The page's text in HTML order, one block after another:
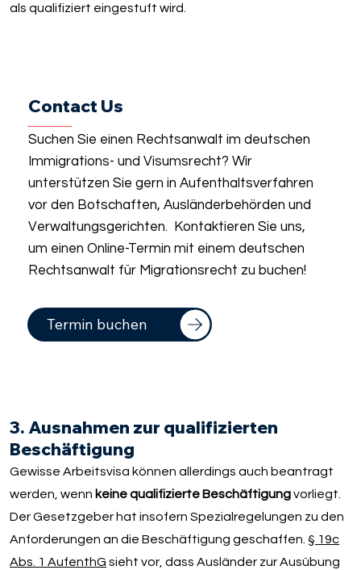
3. Ausnahmen zur qualifizierten
Beschäftigung
Gewisse Arbeitsvisa können allerdings auch beantragt
werden, wenn keine qualifizierte Beschäftigungvorliegt.
Der Gesetzgeber hat insofern Spezialregelungen zu den
Anforderungen an die Beschäftigung geschaffen.§ 19c
Abs. 1 AufenthG sieht vor, dass Ausländer zur Ausübung
Contact Us
Suchen Sie einen Rechtsanwalt im deutschen
Immigrations- und Visumsrecht? Wir
unterstützen Sie gern in Aufenthaltsverfahren
vor den Botschaften, Ausländerbehörden und
Verwaltungsgerichten. Kontaktieren Sie uns,
um einen Online-Termin mit einem deutschen
Rechtsanwalt für Migrationsrecht zu buchen!
Termin buchen
als qualifiziert eingestuft wird.